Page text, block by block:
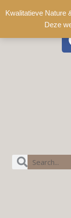
Kwalitatieve Nature
Deze